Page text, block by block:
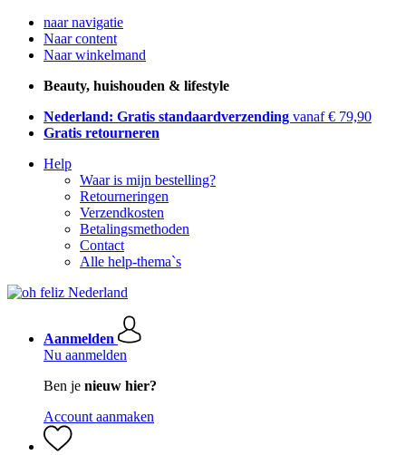
naar navigatie
Naar content
Naar winkelmand
Beauty, huishouden & lifestyle
Nederland: Gratis standaardverzending vanaf € 79,90
Gratis retourneren
Help
Waar is mijn bestelling?
Retourneringen
Verzendkosten
Betalingsmethoden
Contact
Alle help-thema`s
Aanmelden
Nu aanmelden
Ben je nieuw hier?
Account aanmaken